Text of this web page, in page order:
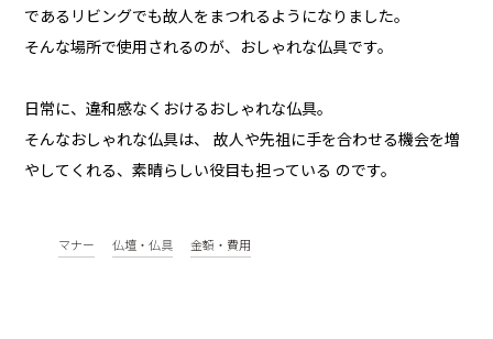
であるリビングでも故人をまつれるようになりました。
そんな場所で使用されるのが、おしゃれな仏具です。
日常に、違和感なくおけるおしゃれな仏具。
そんなおしゃれな仏具は、 故人や先祖に手を合わせる機会を増
やしてくれる、素晴らしい役目も担っている のです。
マナー 仏壇・仏具 金額・費用